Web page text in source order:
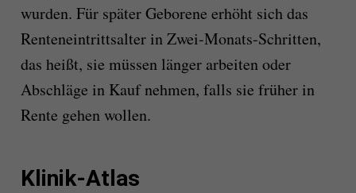
wurden. Für später Geborene erhöht sich das
Renteneintrittsalter in Zwei-Monats-Schritten,
das heißt, sie müssen länger arbeiten oder
Abschläge in Kauf nehmen, falls sie früher in
Rente gehen wollen.
Klinik-Atlas